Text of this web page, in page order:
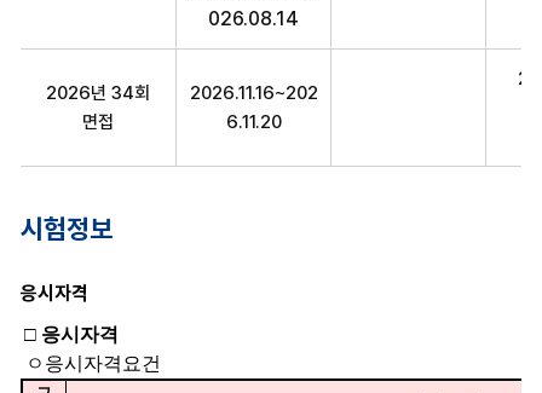
026.08.14
2026년 34회
면접
2026.11.16~202
6.11.20
시험정보
응시자격